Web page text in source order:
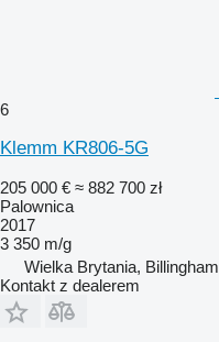
6
Klemm KR806-5G
205 000 € ≈ 882 700 zł
Palownica
2017
3 350 m/g
Wielka Brytania, Billingham
Kontakt z dealerem